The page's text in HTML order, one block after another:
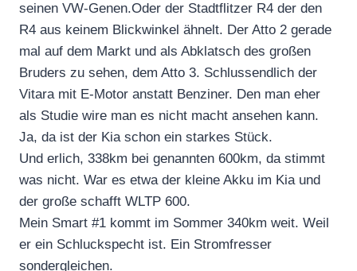
seinen VW-Genen.Oder der Stadtflitzer R4 der den
R4 aus keinem Blickwinkel ähnelt. Der Atto 2 gerade
mal auf dem Markt und als Abklatsch des großen
Bruders zu sehen, dem Atto 3. Schlussendlich der
Vitara mit E-Motor anstatt Benziner. Den man eher
als Studie wire man es nicht macht ansehen kann.
Ja, da ist der Kia schon ein starkes Stück.
Und erlich, 338km bei genannten 600km, da stimmt
was nicht. War es etwa der kleine Akku im Kia und
der große schafft WLTP 600.
Mein Smart #1 kommt im Sommer 340km weit. Weil
er ein Schluckspecht ist. Ein Stromfresser
sondergleichen.